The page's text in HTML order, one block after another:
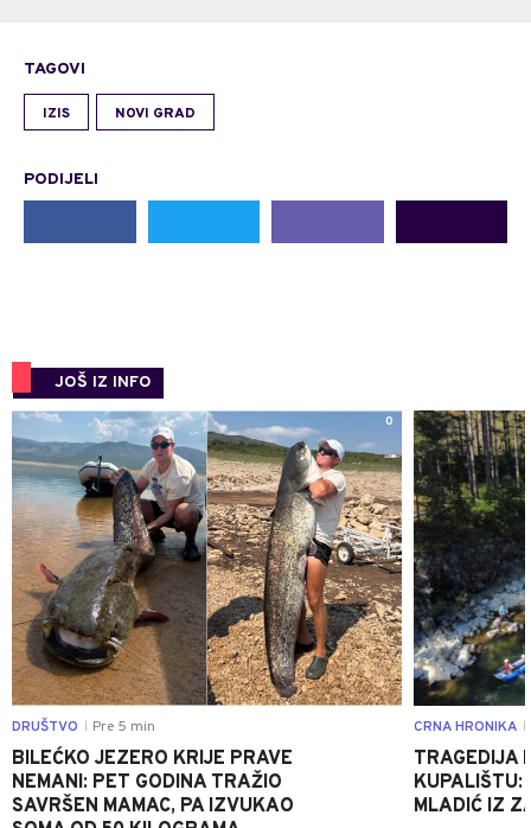
TAGOVI
IZIS NOVI GRAD
PODIJELI
JOŠ IZ INFO
0
DRUŠTVO Pre 5 min
BILEĆKO JEZERO KRIJE PRAVE
NEMANI: PET GODINA TRAŽIO
SAVRŠEN MAMAC, PA IZVUKAO
CRNA HRONIKA
TRAGEDIJA
KUPALIŠTU:
MLADIĆ IZ